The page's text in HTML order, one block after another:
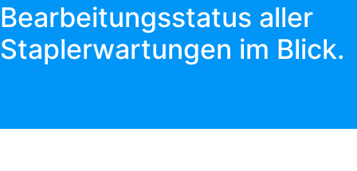
Bearbeitungsstatus aller
Staplerwartungen im Blick.